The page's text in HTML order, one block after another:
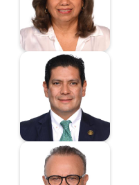
Diputada
Núñez Aguilar
Ernesto
Diputado
Pedroza Jiménez
Héctor